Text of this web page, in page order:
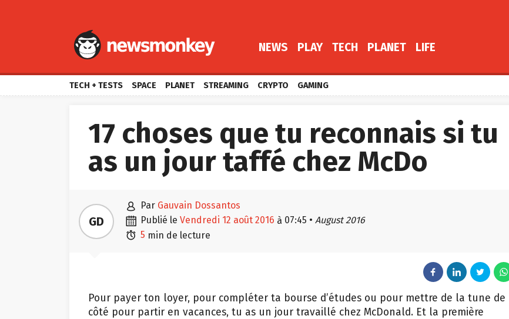
NEWS PLAY TECH PLANET LIFE
TECH + TESTS SPACE PLANET STREAMING CRYPTO GAMING
17 choses que tu reconnais si tu
as un jour taffé chez McDo
GD
 par Gauvain Dossantos
 publié le vendredi 12 août 2016 à 07:45 • August 2016
 5 min de lecture
Pour payer ton loyer, pour compléter ta bourse d’études ou pour mettre de la tune de
côté pour partir en vacances, tu as un jour travaillé chez McDonald. Et la première